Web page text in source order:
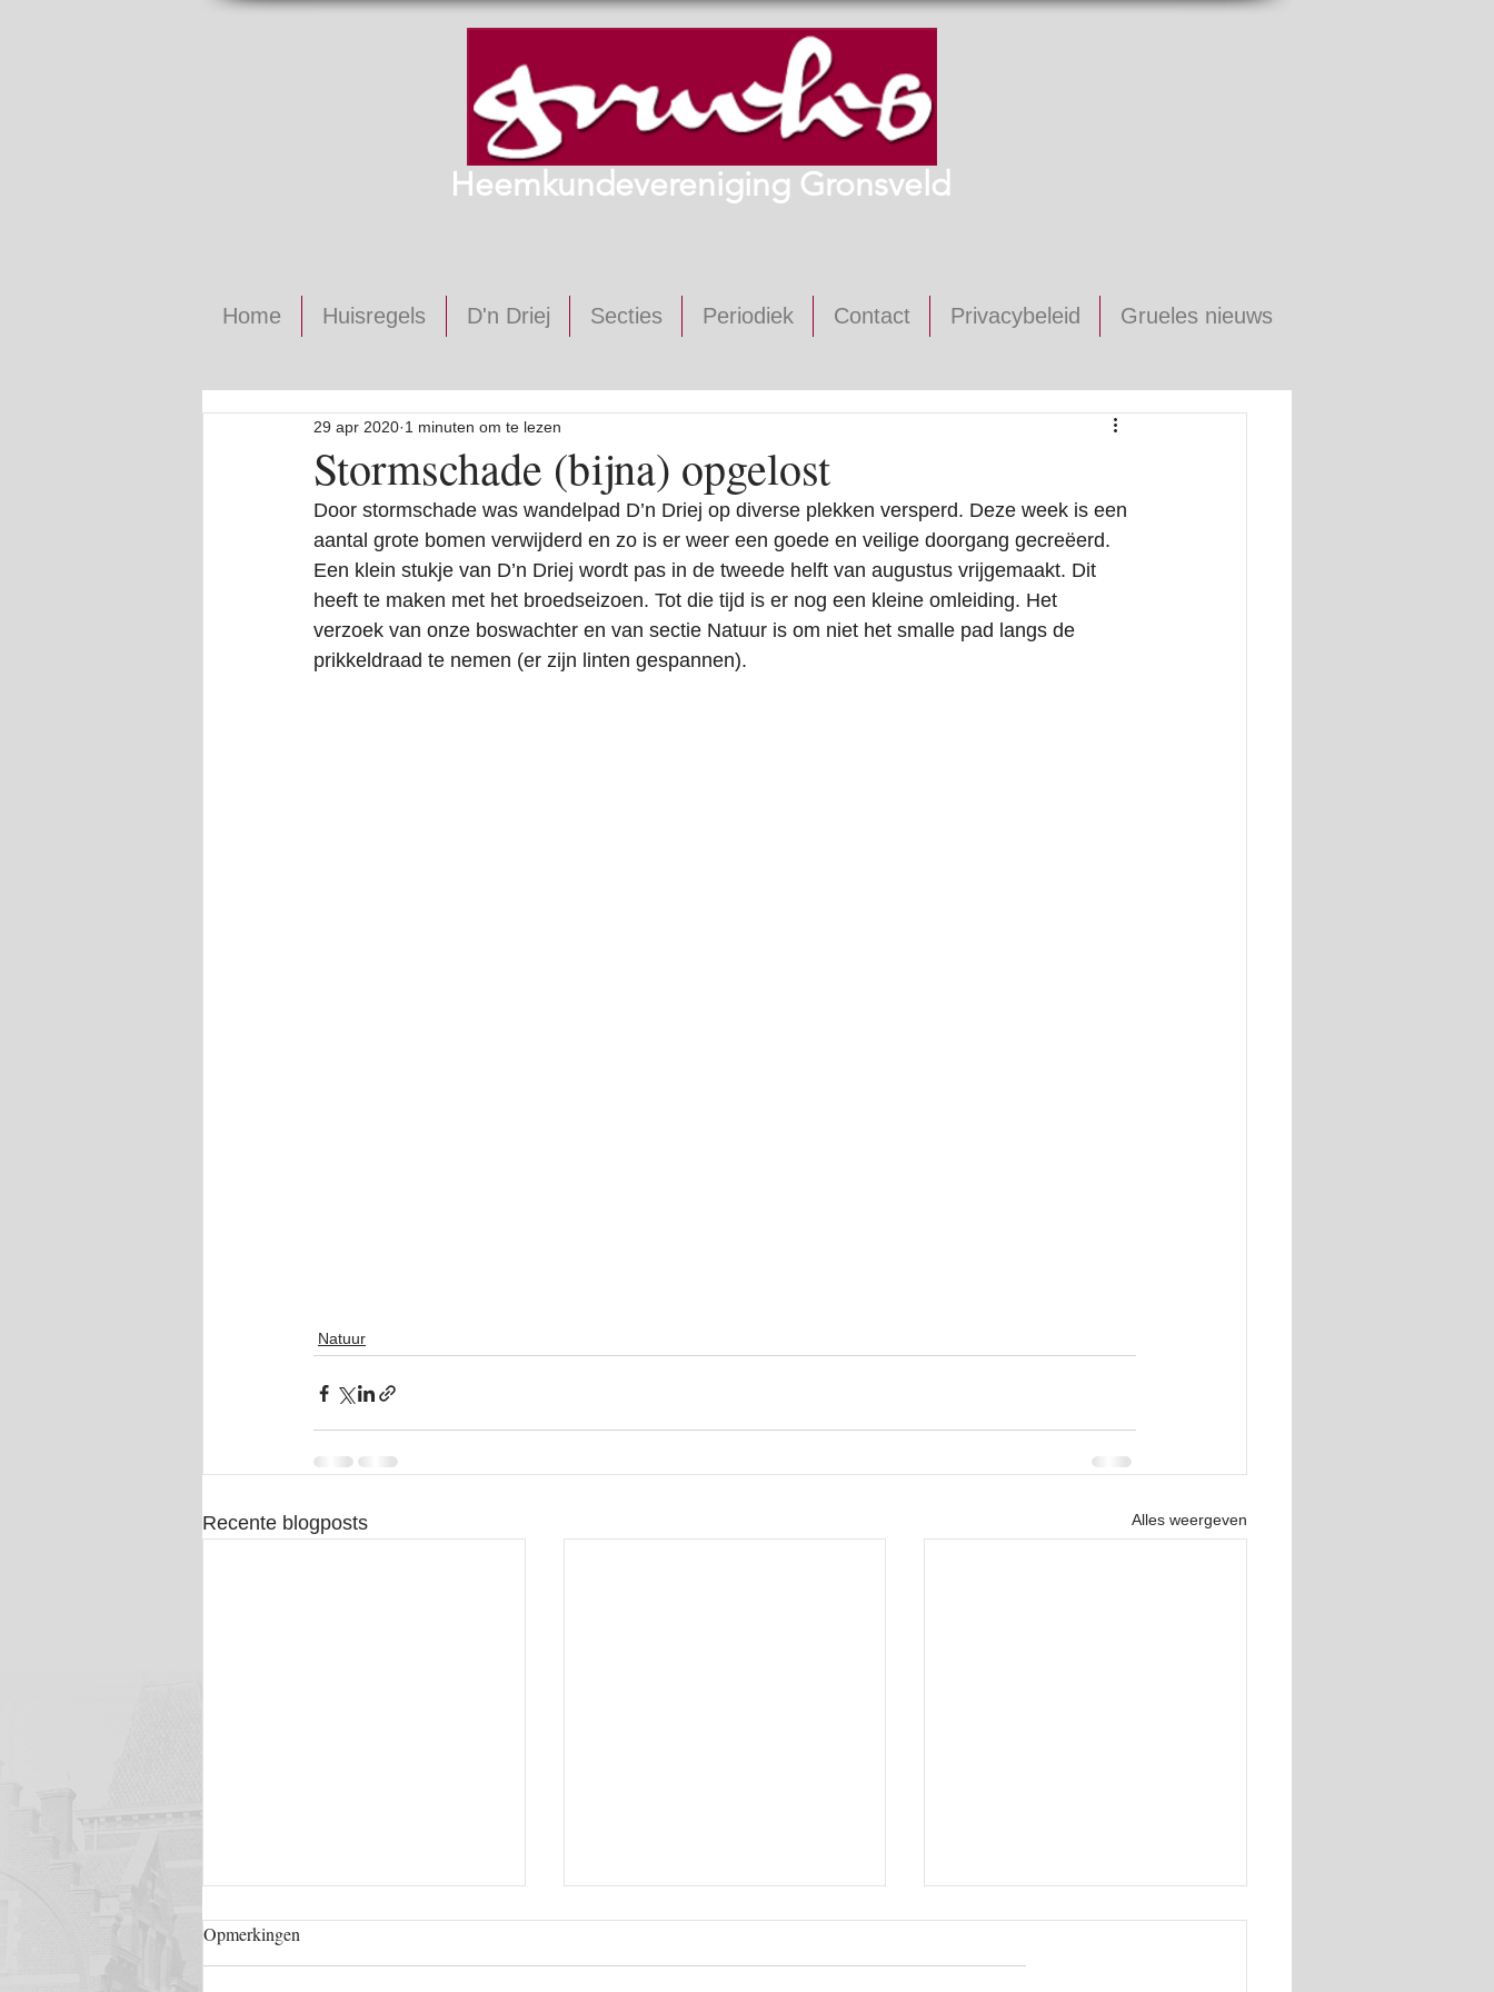
Heemkundevereniging Gronsveld
Stormschade (bijna) opgelost
29 apr 2020 1 minuten om te lezen
Door stormschade was wandelpad D’n Driej op diverse plekken versperd. Deze week is een
aantal grote bomen verwijderd en zo is er weer een goede en veilige doorgang gecreëerd.
Een klein stukje van D’n Driej wordt pas in de tweede helft van augustus vrijgemaakt. Dit
heeft te maken met het broedseizoen. Tot die tijd is er nog een kleine omleiding. Het
verzoek van onze boswachter en van sectie Natuur is om niet het smalle pad langs de
prikkeldraad te nemen (er zijn linten gespannen).
Natuur
Recente blogposts Alles weergeven
Opmerkingen
Home Huisregels D'n Driej Secties Periodiek Contact Privacybeleid Grueles nieuws